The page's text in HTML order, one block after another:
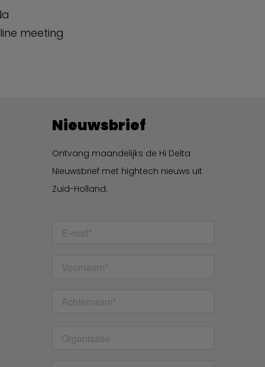
meeting
Nieuwsbrief
Ontvang maandelijks de Hi Delta
Nieuwsbrief met hightech nieuws uit
Zuid-Holland.